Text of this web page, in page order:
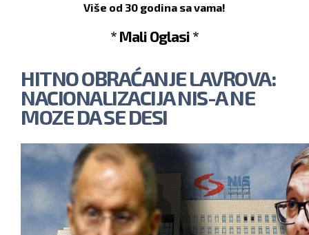
Više od 30 godina sa vama!
* Mali Oglasi *
HITNO OBRAĆANJE LAVROVA:
NACIONALIZACIJA NIS-A NE
MOZE DA SE DESI